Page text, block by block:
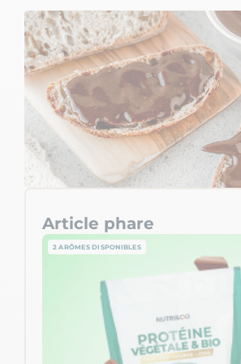
Article phare
2 ARÔMES DISPONIBLES